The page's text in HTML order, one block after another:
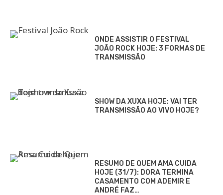
ONDE ASSISTIR O FESTIVAL
JOÃO ROCK HOJE: 3 FORMAS DE
TRANSMISSÃO
SHOW DA XUXA HOJE: VAI TER
TRANSMISSÃO AO VIVO HOJE?
RESUMO DE QUEM AMA CUIDA
HOJE (31/7): DORA TERMINA
CASAMENTO COM ADEMIR E
ANDRÉ FAZ…